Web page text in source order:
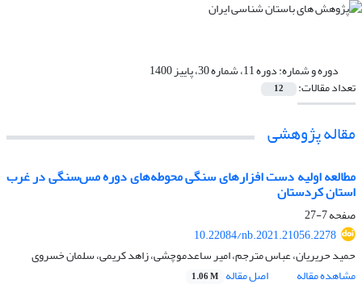
دوره و شماره:دوره 11، شماره 30، پاییز 1400
تعداد مقالات: 12
مقاله پژوهشی
مطالعه اولیه دست افزارهای سنگی محوطه‌های دوره مس‌سنگی در غرب
استان کردستان
صفحه7-27
10.22084/nb.2021.21056.2278
حمید حریریان، عباس مترجم، امیر ساعدموچشی، زاهد کریمی، سلمان خسروی
مشاهده مقاله
اصل مقاله 1.06 M